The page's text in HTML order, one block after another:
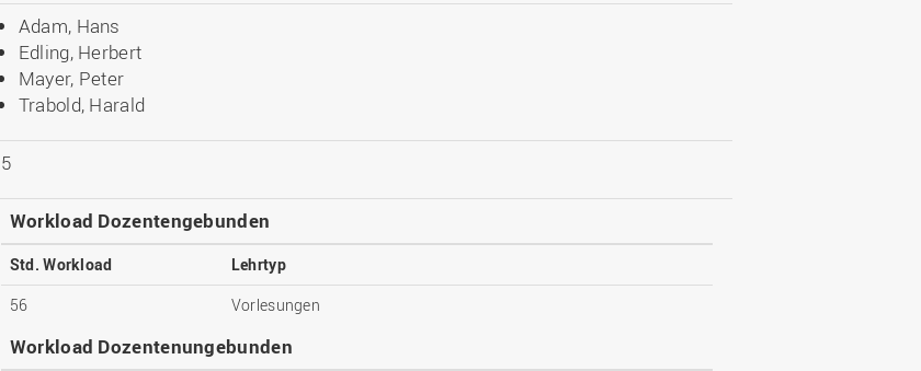
Adam, Hans
Edling, Herbert
Mayer, Peter
Trabold, Harald
5
Workload Dozentengebunden
Std. Workload
Lehrtyp
56
Vorlesungen
Workload Dozentenungebunden